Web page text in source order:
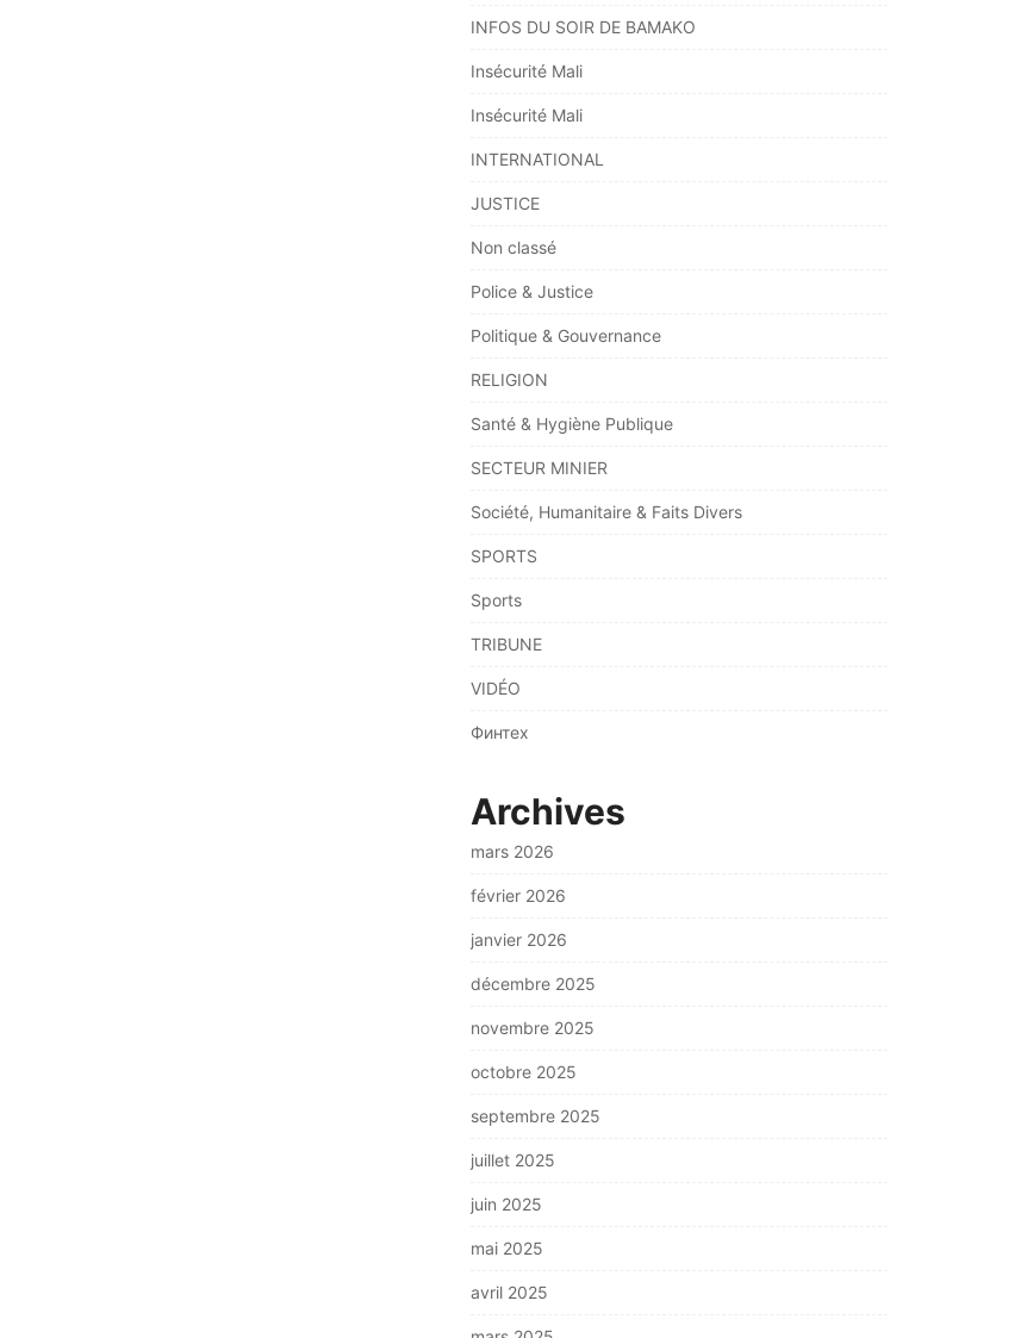
INFOS DU SOIR DE BAMAKO
Insécurité Mali
Insécurité Mali
INTERNATIONAL
JUSTICE
Non classé
Police & Justice
Politique & Gouvernance
RELIGION
Santé & Hygiène Publique
SECTEUR MINIER
Société, Humanitaire & Faits Divers
SPORTS
Sports
TRIBUNE
VIDÉO
Финтех
Archives
mars 2026
février 2026
janvier 2026
décembre 2025
novembre 2025
octobre 2025
septembre 2025
juillet 2025
juin 2025
mai 2025
avril 2025